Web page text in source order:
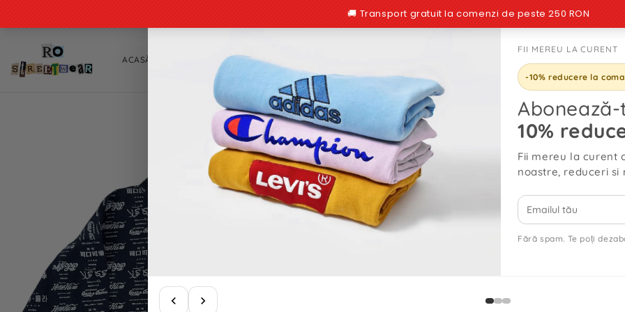
FII MEREU LA CURENT
-10% reducere la
10%
Fii mereu la curent
noastre, reduceri si
Fără spam. Te poți
ACASĂ CATEGORII
Bluză Coca-
normal
alte persoane se
495440089255_969A